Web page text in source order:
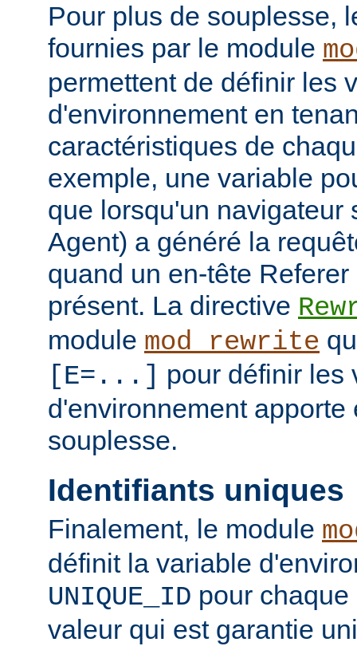
Pour plus de souplesse,
fournies par le module
permettent de définir les
d'environnement en
caractéristiques de
exemple, une variable
que lorsqu'un navigateur
Agent) a généré la
quand un en-tête
présent. La directive
module mod_rewrite
[E=...] pour définir les
d'environnement apporte
souplesse.
Identifiants uniques
Finalement, le module
définit la variable
UNIQUE_ID pour
valeur qui est garantie